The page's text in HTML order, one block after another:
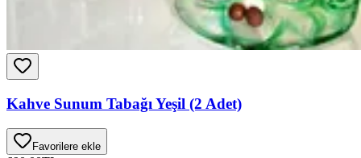
Kahve Sunum Tabağı Yeşil (2 Adet)
Favorilere ekle